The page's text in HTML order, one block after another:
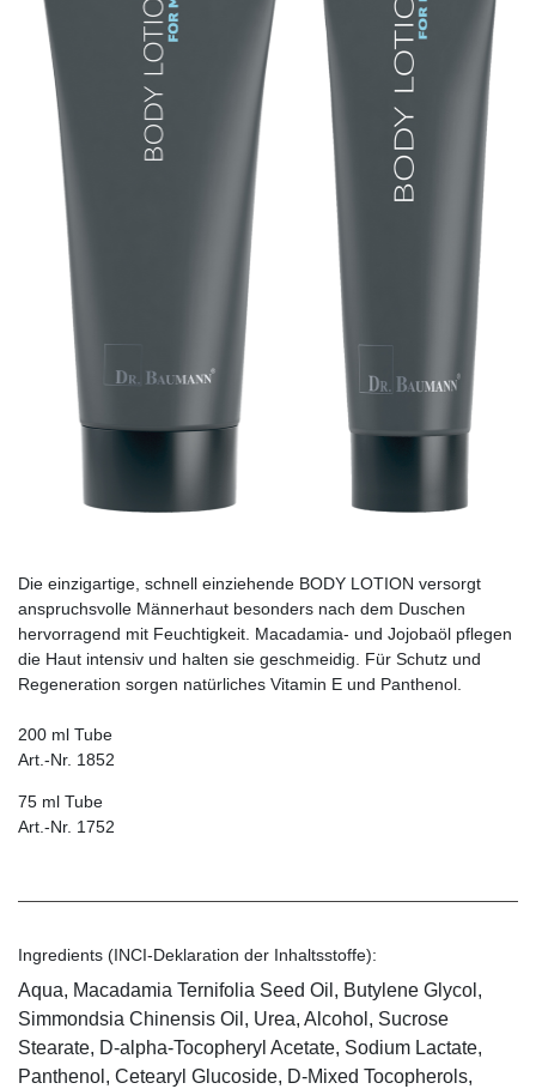
Die einzigartige, schnell einziehende BODY LOTION versorgt
anspruchsvolle Männerhaut besonders nach dem Duschen
hervorragend mit Feuchtigkeit. Macadamia- und Jojobaöl pflegen
die Haut intensiv und halten sie geschmeidig. Für Schutz und
Regeneration sorgen natürliches Vitamin E und Panthenol.
200 ml Tube
Art.-Nr. 1852
75 ml Tube
Art.-Nr. 1752
Ingredients (INCI-Deklaration der Inhaltsstoffe):
Aqua, Macadamia Ternifolia Seed Oil, Butylene Glycol,
Simmondsia Chinensis Oil, Urea, Alcohol, Sucrose
Stearate, D-alpha-Tocopheryl Acetate, Sodium Lactate,
Panthenol, Cetearyl Glucoside, D-Mixed Tocopherols,